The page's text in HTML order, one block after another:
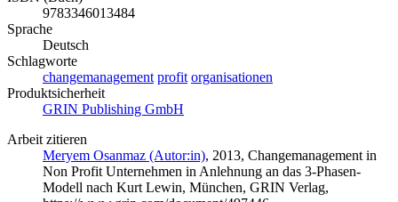
9783346013484
Sprache
Deutsch
Schlagworte
changemanagement profit organisationen
Produktsicherheit
GRIN Publishing GmbH
Arbeit zitieren
Meryem Osanmaz (Autor:in), 2013, Changemanagement in
Non Profit Unternehmen in Anlehnung an das 3-Phasen-
Modell nach Kurt Lewin, München, GRIN Verlag,